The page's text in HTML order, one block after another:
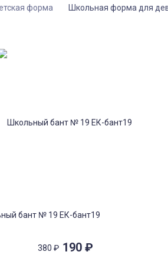
форма Школьная форма для
бант № 19 ЕК-бант19
380₽ 190₽